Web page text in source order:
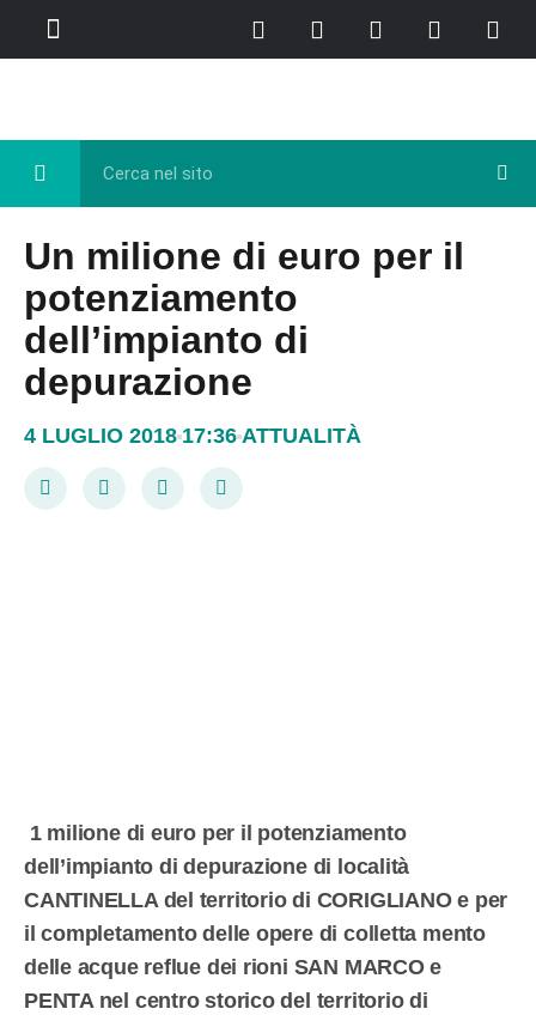
Un milione di euro per il
potenziamento
dell’impianto di
depurazione
4 LUGLIO 2018 17:36 ATTUALITÀ
1 milione di euro per il potenziamento
dell’impianto di depurazione di località
CANTINELLA del territorio di CORIGLIANO e per
il completamento delle opere di colletta mento
delle acque reflue dei rioni SAN MARCO e
PENTA nel centro storico del territorio di